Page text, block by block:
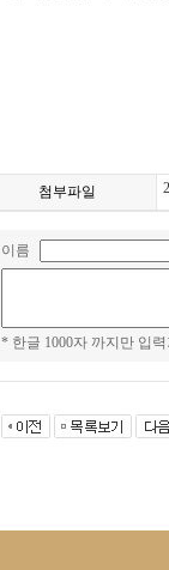
첨부파일
이름
* 한글 1000자 까지만 입